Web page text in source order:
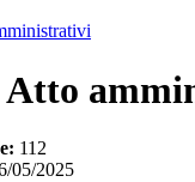
Atto
112
05/2025